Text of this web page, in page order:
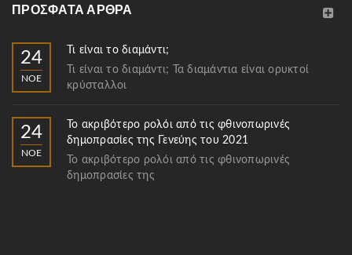
ΠΡΌΣΦΑΤΑ ΆΡΘΡΑ
24
ΝΟΈ
Τι είναι το διαμάντι;
Τι είναι το διαμάντι; Τα διαμάντια είναι ορυκτοί
κρύσταλλοι
24
ΝΟΈ
Το ακριβότερο ρολόι από τις φθινοπωρινές
δημοπρασίες της Γενεύης του 2021
Το ακριβότερο ρολόι από τις φθινοπωρινές
δημοπρασίες της